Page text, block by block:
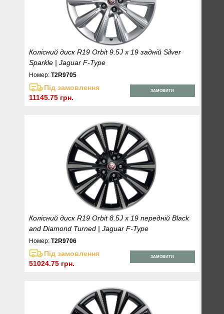
Колісний диск R19 Orbit 9.5J x 19 задній Silver
Sparkle | Jaguar F-Type
Номер:T2R9705
Під замовлення
11145.75 грн.
ЗАМОВИТИ
Колісний диск R19 Orbit 8.5J x 19 передній Black
and Diamond Turned | Jaguar F-Type
Номер:T2R9706
Під замовлення
51024.75 грн.
ЗАМОВИТИ